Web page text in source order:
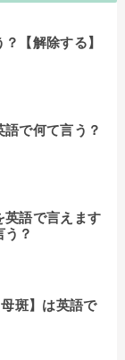
【解除する】
語で何て言う？
英語で言えます
？
斑】は英語で